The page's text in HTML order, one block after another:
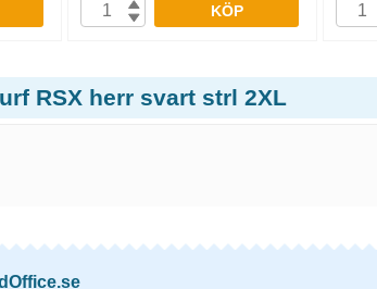
KÖP
RSX herr svart strl 2XL